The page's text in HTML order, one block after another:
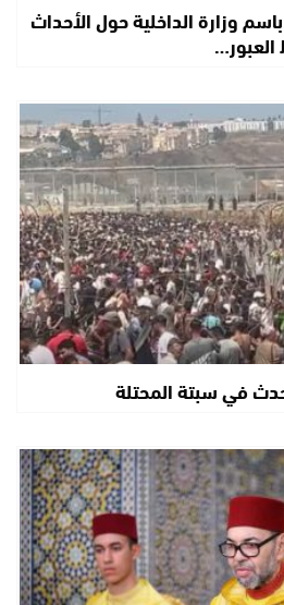
وزارة الداخلية حول الأحداث
العبور…
في سبتة المحتلة